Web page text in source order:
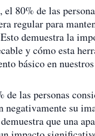
el 80% de las
regular para
demuestra la
y cómo esta
básico en
las personas
negativamente su
que una